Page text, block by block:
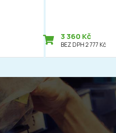
3 360 Kč
BEZ DPH 2 777 Kč